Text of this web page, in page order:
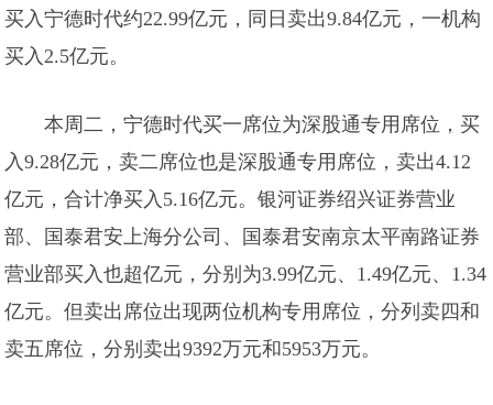
买入宁德时代约22.99亿元，同日卖出9.84亿元，一机构
买入2.5亿元。
本周二，宁德时代买一席位为深股通专用席位，买
入9.28亿元，卖二席位也是深股通专用席位，卖出4.12
亿元，合计净买入5.16亿元。银河证券绍兴证券营业
部、国泰君安上海分公司、国泰君安南京太平南路证券
营业部买入也超亿元，分别为3.99亿元、1.49亿元、1.34
亿元。但卖出席位出现两位机构专用席位，分列卖四和
卖五席位，分别卖出9392万元和5953万元。